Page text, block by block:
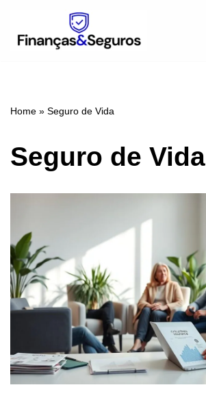
Pular
Home » Seguro de Vida
Seguro de Vida